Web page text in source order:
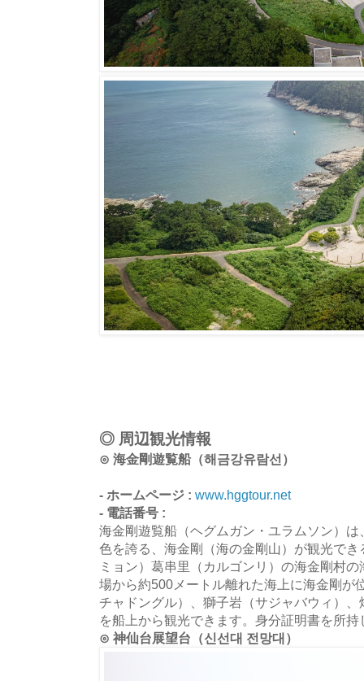
◎ 周辺観光情報
⊙ 海金剛遊覧船（해금강유람선）
- ホームページ : www.hggtour.net
- 電話番号 :
海金剛遊覧船（ヘグムガン・ユラムソン）
色を誇る、海金剛（海の金剛山）が観光で
ミョン）葛串里（カルゴンリ）の海金剛村
場から約500メートル離れた海上に海金剛が
チャドングル）、獅子岩（サジャバウィ）
を船上から観光できます。身分証明書を所
⊙ 神仙台展望台（신선대 전망대）